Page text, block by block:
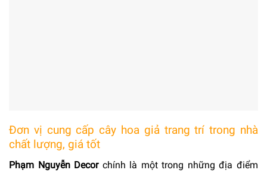
Đơn vị cung cấp cây hoa giả trang trí trong nhà
chất lượng, giá tốt
Phạm Nguyễn Decorchính là một trong những địa điểm